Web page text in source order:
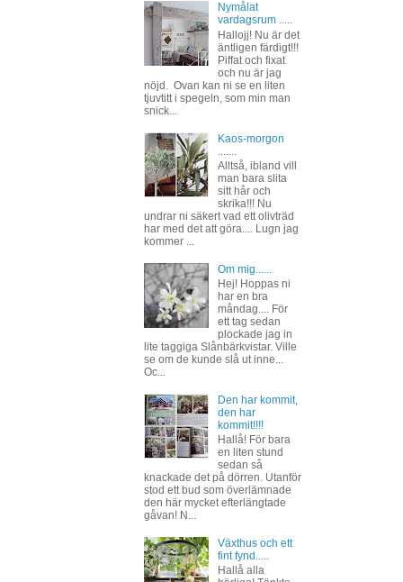
Nymålat
vardagsrum .....
Hallojj! Nu är det
äntligen färdigt!!!
Piffat och fixat
och nu är jag
nöjd. Ovan kan ni se en liten
tjuvtitt i spegeln, som min man
snick...
Kaos-morgon
Alltså, ibland vill
man bara slita
sitt hår och
skrika!!! Nu
undrar ni säkert vad ett olivträd
har med det att göra.... Lugn jag
kommer ...
Om mig......
Hej! Hoppas ni
har en bra
måndag.... För
ett tag sedan
plockade jag in
lite taggiga Slånbärkvistar. Ville
se om de kunde slå ut inne...
Oc...
Den har kommit,
den har
kommit!!!!
Hallå! För bara
en liten stund
sedan så
knackade det på dörren. Utanför
stod ett bud som överlämnade
den här mycket efterlängtade
gåvan! N...
Växthus och ett
fint fynd.....
Hallå alla